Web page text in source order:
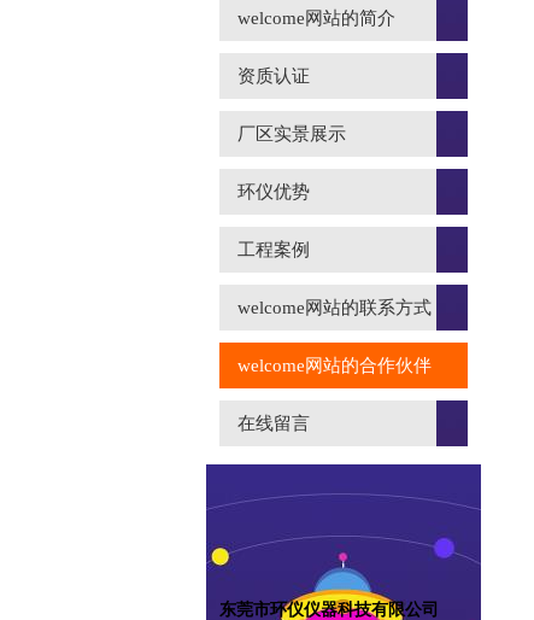
welcome网站的简介
资质认证
厂区实景展示
环仪优势
工程案例
welcome网站的联系方式
welcome网站的合作伙伴
在线留言
东莞市环仪仪器科技有限公司